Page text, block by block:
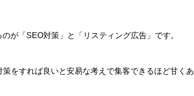
が「SEO対策」と「リスティング広告」です。
をすれば良いと安易な考えで集客できるほど甘くあ